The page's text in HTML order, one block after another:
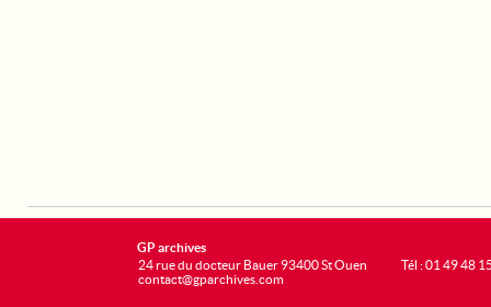
GP archives
24 rue du docteur Bauer 93400 St Ouen
contact@gparchives.com
Tél : 01 49 48